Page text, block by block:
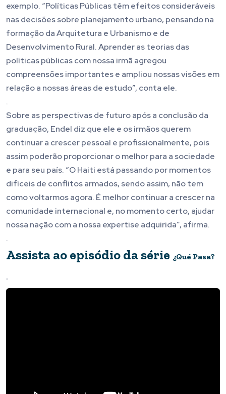
exemplo. “Políticas Públicas têm efeitos consideráveis
nas decisões sobre planejamento urbano, pensando na
formação da Arquitetura e Urbanismo e de
Desenvolvimento Rural. Aprender as teorias das
políticas públicas com nossa irmã agregou
compreensões importantes e ampliou nossas visões em
relação a nossas áreas de estudo”, conta ele.
.
Sobre as perspectivas de futuro após a conclusão da
graduação, Endel diz que ele e os irmãos querem
continuar a crescer pessoal e profissionalmente, pois
assim poderão proporcionar o melhor para a sociedade
e para seu país. “O Haiti está passando por momentos
difíceis de conflitos armados, sendo assim, não tem
como voltarmos agora. É melhor continuar a crescer na
comunidade internacional e, no momento certo, ajudar
nossa nação com a nossa expertise adquirida”, afirma.
.
Assista ao episódio da série ¿Qué Pasa?
.